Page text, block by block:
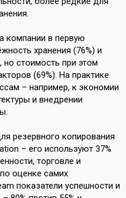
компании в первую
хранения (76%) и
но стоимость при этом
(69%). На практике
– например, к экономии
и внедрении
резервного копирования
– его используют 37%
торговле и
оценке самих
показатели успешности и